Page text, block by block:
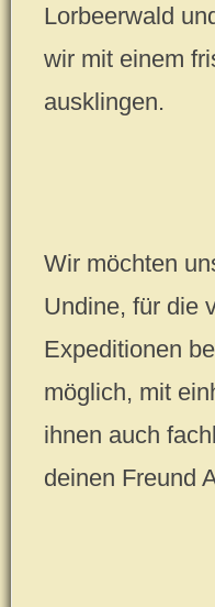
Lorbeerwald
wir mit einem
ausklingen.
Wir möchten
Undine, für die
Expeditionen
möglich, mit
ihnen auch
deinen Freund